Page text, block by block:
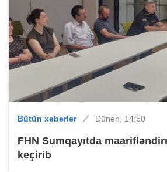
Bütün xəbərlər Dünən, 14:50
FHN Sumqayıtda
keçirib